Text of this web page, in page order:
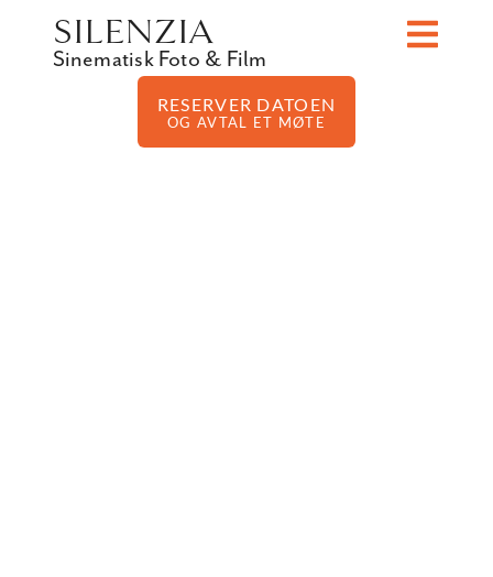
SILENZIA
Sinematisk Foto & Film
RESERVER DATOEN
OG AVTAL ET MØTE